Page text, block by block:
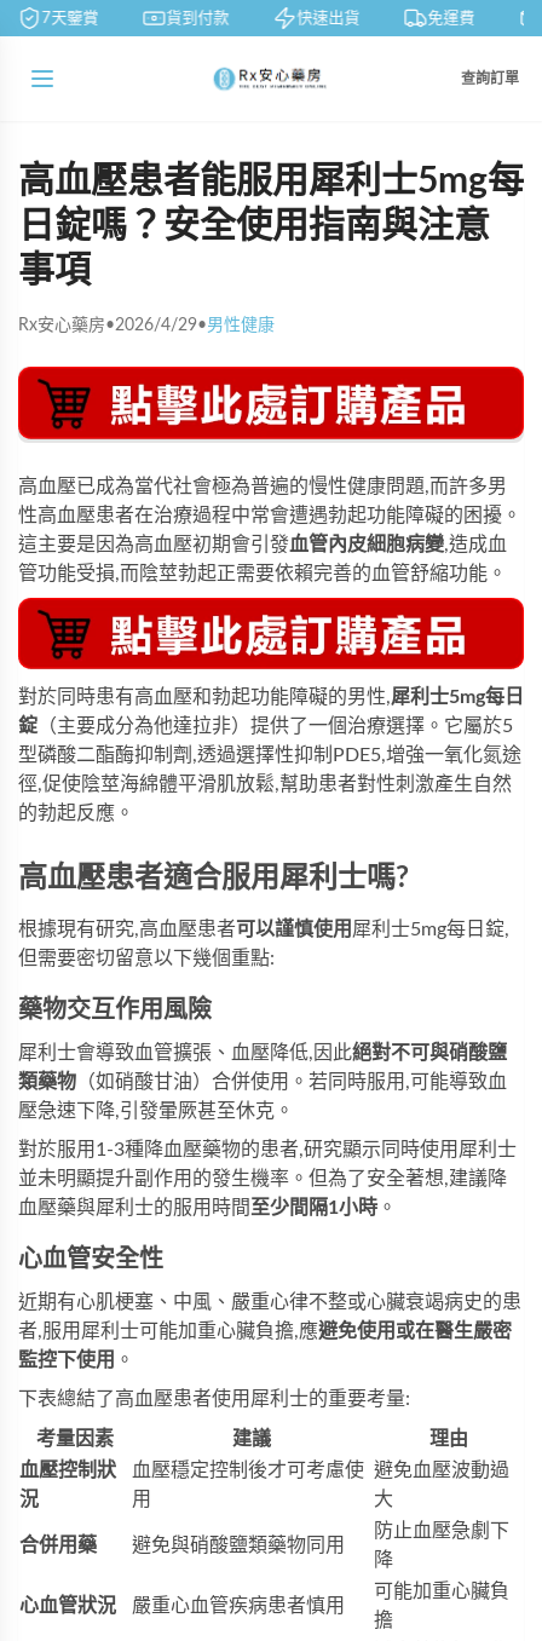
7天鑒賞 貨到付款 快速出貨 免運費
查詢訂單
高血壓患者能服用犀利士5mg每
日錠嗎？安全使用指南與注意
事項
Rx安心藥房•2026/4/29•男性健康
高血壓已成為當代社會極為普遍的慢性健康問題,而許多男
性高血壓患者在治療過程中常會遭遇勃起功能障礙的困擾。
這主要是因為高血壓初期會引發血管內皮細胞病變,造成血
管功能受損,而陰莖勃起正需要依賴完善的血管舒縮功能。
對於同時患有高血壓和勃起功能障礙的男性,犀利士5mg每日
錠 （主要成分為他達拉非）提供了一個治療選擇。它屬於5
型磷酸二酯酶抑制劑,透過選擇性抑制PDE5,增強一氧化氮途
徑,促使陰莖海綿體平滑肌放鬆,幫助患者對性刺激產生自然
的勃起反應。
高血壓患者適合服用犀利士嗎?
根據現有研究,高血壓患者可以謹慎使用 犀利士5mg每日錠,
但需要密切留意以下幾個重點:
藥物交互作用風險
犀利士會導致血管擴張、血壓降低,因此絕對不可與硝酸鹽
類藥物 ​（如硝酸甘油）合併使用。若同時服用,可能導致血
壓急速下降,引發暈厥甚至休克。
對於服用1-3種降血壓藥物的患者,研究顯示同時使用犀利士
並未明顯提升副作用的發生機率。但為了安全著想,建議降
血壓藥與犀利士的服用時間至少間隔1小時 ​。
心血管安全性
近期有心肌梗塞、中風、嚴重心律不整或心臟衰竭病史的患
者,服用犀利士可能加重心臟負擔,應避免使用或在醫生嚴密
監控下使用 ​。
下表總結了高血壓患者使用犀利士的重要考量:
考量因素 建議
理由
血壓控制狀
況
血壓穩定控制後才可考慮使
用
避免血壓波動過
大
合併用藥 避免與硝酸鹽類藥物同用
防止血壓急劇下
降
心血管狀況 嚴重心血管疾病患者慎用
可能加重心臟負
擔